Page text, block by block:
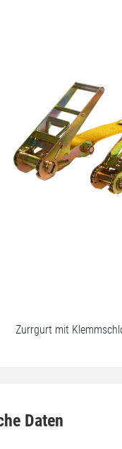
Zurrgurt mit
Daten